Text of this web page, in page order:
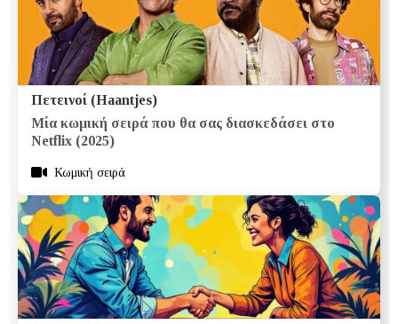
Πετεινοί (Haantjes)
Μία κωμική σειρά που θα σας διασκεδάσει στο
Netflix (2025)
Κωμική σειρά